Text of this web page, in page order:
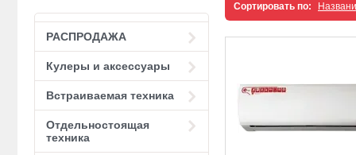
РАСПРОДАЖА
Кулеры и аксессуары
Встраиваемая техника
Отдельностоящая
техника
Сортировать по: